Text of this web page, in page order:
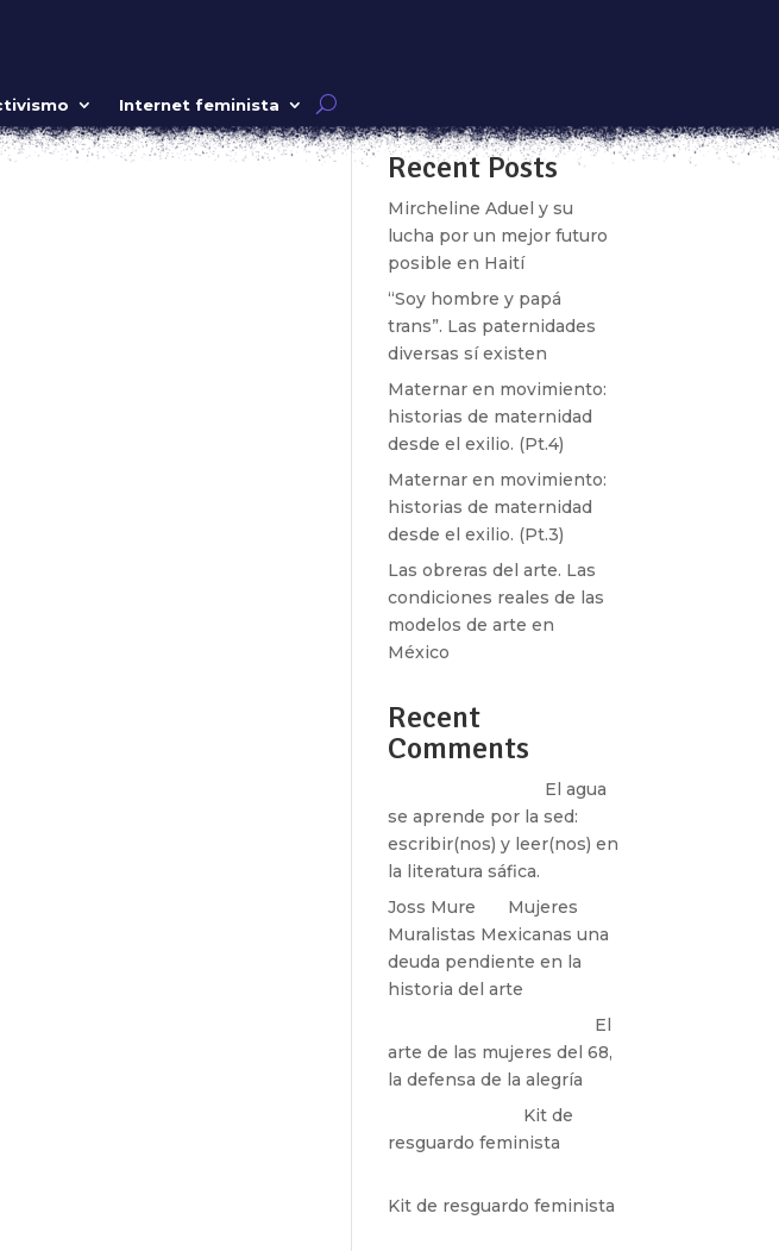
Internet feminista
Ante la denuncia por el
Recent Posts
Mircheline Aduel y su
lucha por un mejor futuro
posible en Haití
“Soy hombre y papá
trans”. Las paternidades
diversas sí existen
Maternar en movimiento:
historias de maternidad
desde el exilio. (Pt.4)
Maternar en movimiento:
historias de maternidad
desde el exilio. (Pt.3)
Las obreras del arte. Las
condiciones reales de las
modelos de arte en
México
Recent
Comments
El agua
se aprende por la sed:
escribir(nos) y leer(nos) en
la literatura sáfica.
Joss Mure
Mujeres
Muralistas Mexicanas una
deuda pendiente en la
historia del arte
El
arte de las mujeres del 68,
la defensa de la alegría
Kit de
resguardo feminista
Kit de resguardo feminista